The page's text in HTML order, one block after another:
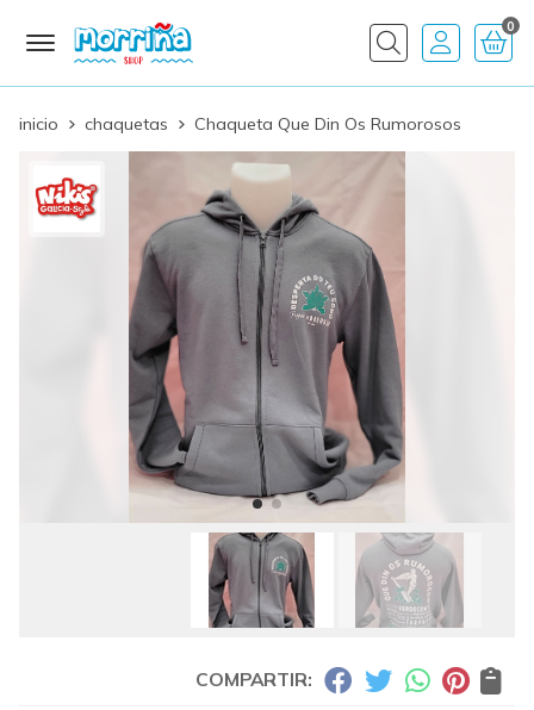
Buscar
0
inicio chaquetas Chaqueta Que Din Os Rumorosos
COMPARTIR: